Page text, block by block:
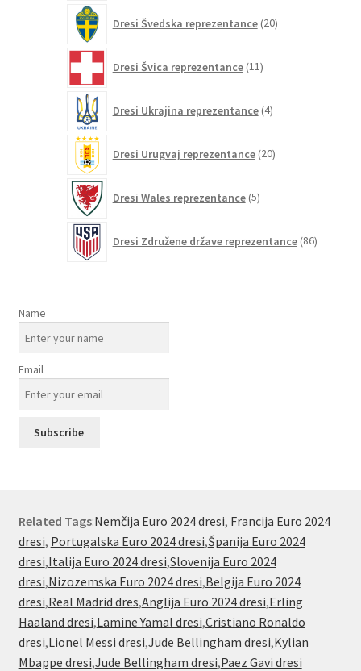
Dresi Švedska reprezentance 20izdelkov
Dresi Švica reprezentance 11izdelkov
Dresi Ukrajina reprezentance 4izdelki
Dresi Urugvaj reprezentance 20izdelkov
Dresi Wales reprezentance 5izdelkov
Dresi Združene države reprezentance 86izdelkov
Name
Email
Related Tags:Nemčija Euro 2024 dresi, Francija Euro 2024
dresi, Portugalska Euro 2024 dresi,Španija Euro 2024
dresi,Italija Euro 2024 dresi,Slovenija Euro 2024
dresi,Nizozemska Euro 2024 dresi,Belgija Euro 2024
dresi,Real Madrid dres,Anglija Euro 2024 dresi,Erling
Haaland dresi,Lamine Yamal dresi,Cristiano Ronaldo
dresi,Lionel Messi dresi,Jude Bellingham dresi,Kylian
Mbappe dresi,Jude Bellingham dresi,Paez Gavi dresi